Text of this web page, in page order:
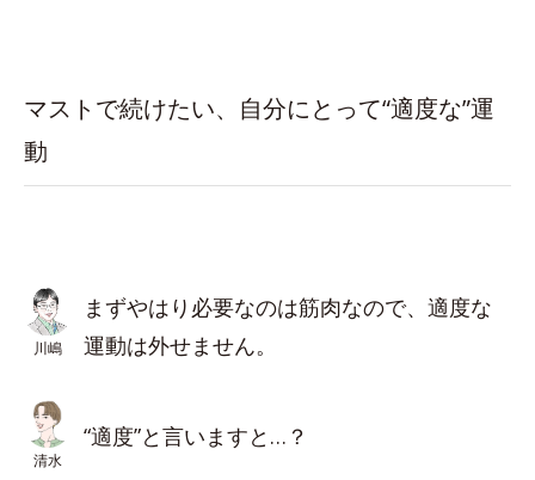
マストで続けたい、自分にとって“適度な”運
動
川嶋
まずやはり必要なのは筋肉なので、適度な
運動は外せません。
清水
“適度”と言いますと…？